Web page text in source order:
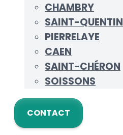
CHAMBRY
SAINT-QUENTIN
PIERRELAYE
CAEN
SAINT-CHÉRON
SOISSONS
CONTACT